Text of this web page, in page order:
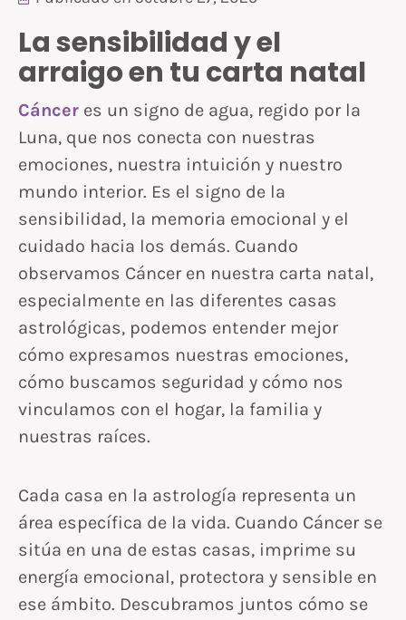
La sensibilidad y el
arraigo en tu carta natal
Cáncer es un signo de agua, regido por la
Luna, que nos conecta con nuestras
emociones, nuestra intuición y nuestro
mundo interior. Es el signo de la
sensibilidad, la memoria emocional y el
cuidado hacia los demás. Cuando
observamos Cáncer en nuestra carta natal,
especialmente en las diferentes casas
astrológicas, podemos entender mejor
cómo expresamos nuestras emociones,
cómo buscamos seguridad y cómo nos
vinculamos con el hogar, la familia y
nuestras raíces.
Cada casa en la astrología representa un
área específica de la vida. Cuando Cáncer se
sitúa en una de estas casas, imprime su
energía emocional, protectora y sensible en
ese ámbito. Descubramos juntos cómo se